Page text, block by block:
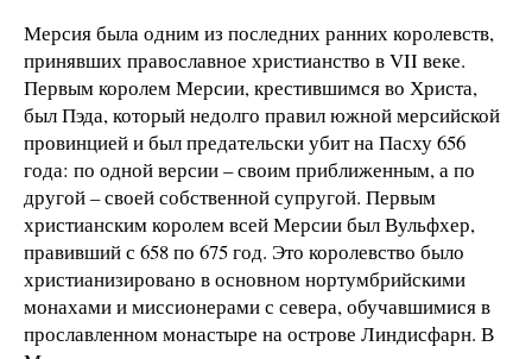
Мерсия была одним из последних ранних королевств,
принявших православное христианство в VII веке.
Первым королем Мерсии, крестившимся во Христа,
был Пэда, который недолго правил южной мерсийской
провинцией и был предательски убит на Пасху 656
года: по одной версии – своим приближенным, а по
другой – своей собственной супругой. Первым
христианским королем всей Мерсии был Вульфхер,
правивший с 658 по 675 год. Это королевство было
христианизировано в основном нортумбрийскими
монахами и миссионерами с севера, обучавшимися в
прославленном монастыре на острове Линдисфарн. В